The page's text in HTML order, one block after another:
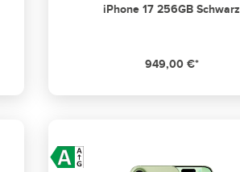
iPhone 17 256GB Schwarz
949,00 €*